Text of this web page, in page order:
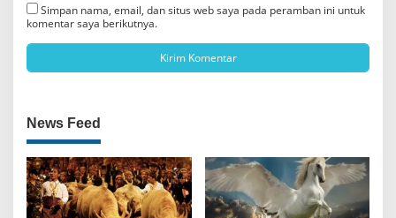
Simpan nama, email, dan situs web saya pada peramban ini untuk
komentar saya berikutnya.
News Feed